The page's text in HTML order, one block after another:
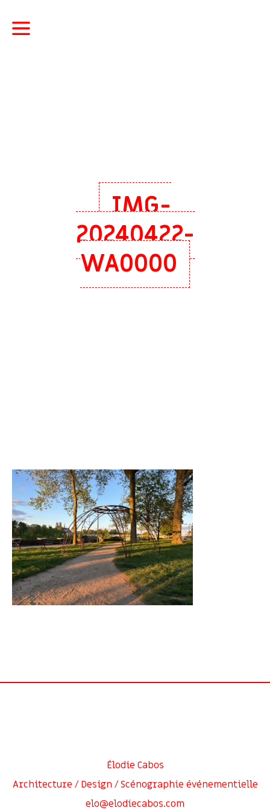
IMG-
20240422-
WA0000
Élodie Cabos
Architecture / Design / Scénographie événementielle
elo@elodiecabos.com